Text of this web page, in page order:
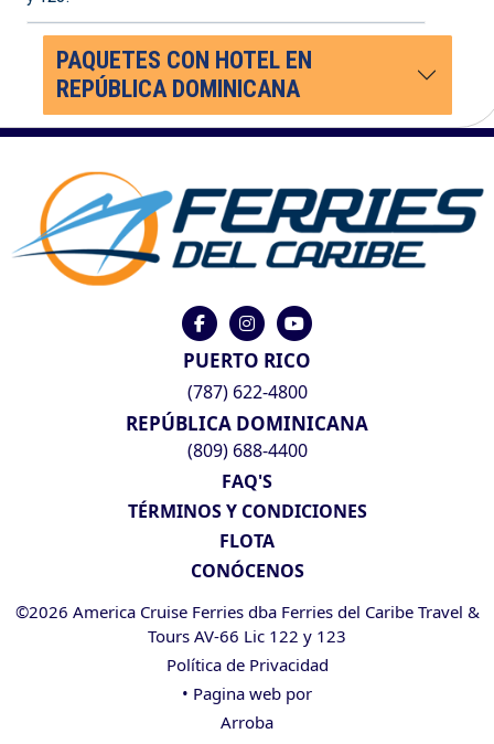
PAQUETES CON HOTEL EN
REPÚBLICA DOMINICANA
PUERTO RICO
(787) 622-4800
REPÚBLICA DOMINICANA
(809) 688-4400
FAQ'S
TÉRMINOS Y CONDICIONES
FLOTA
CONÓCENOS
©2026 America Cruise Ferries dba Ferries del Caribe Travel &
Tours AV-66 Lic 122 y 123
Política de Privacidad
• Pagina web por
Arroba